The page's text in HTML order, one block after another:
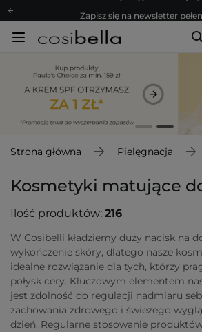
Zapisz się na newsletter
Bezpłatne konsultacje
Poleć nas i zyskaj jeszcze
Zapisz się na newsletter pełen
Strona główna Pielęgnacja
Kosmetyki matujące
Ilość produktów: 216
W Cosibelli kładziemy duży nacisk na
wykończenie skóry, dlatego nasze
idealne rozwiązanie dla tych, którzy
połysk cery. Kluczowym elementem
jest zdolność do regulacji nadmiaru
zachowania zdrowego i świeżego
dzień. Regularne stosowanie